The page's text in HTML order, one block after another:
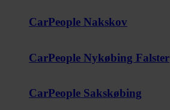
CarPeople Nakskov
CarPeople Nykøbing Falster
CarPeople Sakskøbing